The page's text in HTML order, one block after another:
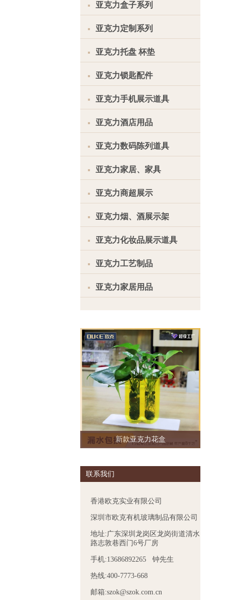
亚克力盒子系列
亚克力定制系列
亚克力托盘 杯垫
亚克力锁匙配件
亚克力手机展示道具
亚克力酒店用品
亚克力数码陈列道具
亚克力家居、家具
亚克力商超展示
亚克力烟、酒展示架
亚克力化妆品展示道具
亚克力工艺制品
亚克力家居用品
新款亚克力花盒
联系我们
香港欧克实业有限公司
深圳市欧克有机玻璃制品有限公司
地址:广东深圳龙岗区龙岗街道清水
路志敦巷西门6号厂房
手机:13686892265 钟先生
热线:400-7773-668
邮箱:szok@szok.com.cn